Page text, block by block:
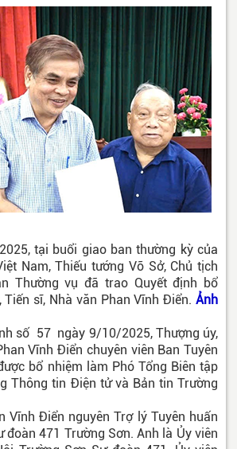
tại buổi giao ban thường kỳ của
Nam, Thiếu tướng Võ Sở, Chủ tịch
Thường vụ đã trao Quyết định bổ
Tiến sĩ, Nhà văn Phan Vĩnh Điển. Ảnh
số 57 ngày 9/10/2025, Thượng úy,
Vĩnh Điển chuyên viên Ban Tuyên
bổ nhiệm làm Phó Tổng Biên tập
Thông tin Điện tử và Bản tin Trường
Điển nguyên Trợ lý Tuyên huấn
đoàn 471 Trường Sơn. Anh là Ủy viên